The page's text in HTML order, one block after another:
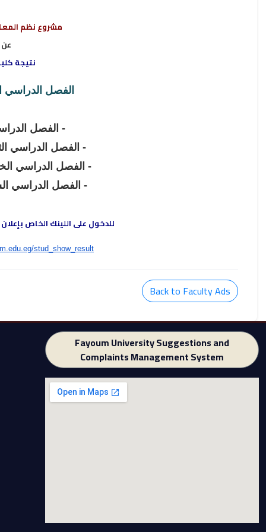
مشروع نظم
عن
نتيجة
الفصل الدراسي الأول
- الفصل
- الفصل الدراسي
- الفصل الدراسي
- الفصل الدراسي
للدخول على اللينك الخاص
.edu.eg/stud_show_result
Back to Faculty Ads
Fayoum University Suggestions and
Complaints Management System